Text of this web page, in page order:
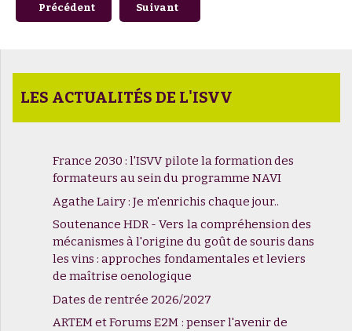
Article précédent : Les Vendanges du Savoir "la
Précédent Article suivant : Les Vendanges du
Suivant
LES ACTUALITÉS DE L'ISVV
France 2030 : l'ISVV pilote la formation des
formateurs au sein du programme NAVI
Agathe Lairy : Je m'enrichis chaque jour..
Soutenance HDR - Vers la compréhension des
mécanismes à l'origine du goût de souris dans
les vins : approches fondamentales et leviers
de maîtrise oenologique
Dates de rentrée 2026/2027
ARTEM et Forums E2M : penser l'avenir de